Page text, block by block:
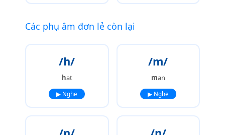
Các phụ âm đơn lẻ còn lại
/h/
hat
▶ Nghe
/m/
man
▶ Nghe